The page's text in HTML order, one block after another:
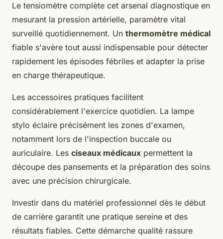
Le tensiomètre complète cet arsenal diagnostique en
mesurant la pression artérielle, paramètre vital
surveillé quotidiennement. Un thermomètre médical
fiable s'avère tout aussi indispensable pour détecter
rapidement les épisodes fébriles et adapter la prise
en charge thérapeutique.
Les accessoires pratiques facilitent
considérablement l'exercice quotidien. La lampe
stylo éclaire précisément les zones d'examen,
notamment lors de l'inspection buccale ou
auriculaire. Les ciseaux médicaux permettent la
découpe des pansements et la préparation des soins
avec une précision chirurgicale.
Investir dans du matériel professionnel dès le début
de carrière garantit une pratique sereine et des
résultats fiables. Cette démarche qualité rassure